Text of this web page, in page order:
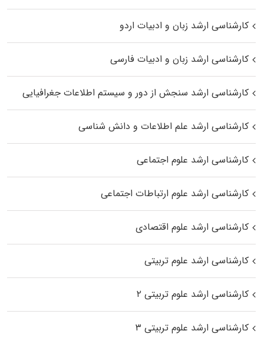
کارشناسی ارشد زبان و ادبیات اردو
کارشناسی ارشد زبان و ادبیات فارسی
کارشناسی ارشد سنجش از دور و سیستم اطلاعات جغرافیایی
کارشناسی ارشد علم اطلاعات و دانش شناسی
کارشناسی ارشد علوم اجتماعی
کارشناسی ارشد علوم ارتباطات اجتماعی
کارشناسی ارشد علوم اقتصادی
کارشناسی ارشد علوم تربیتی
کارشناسی ارشد علوم تربیتی ۲
کارشناسی ارشد علوم تربیتی ۳